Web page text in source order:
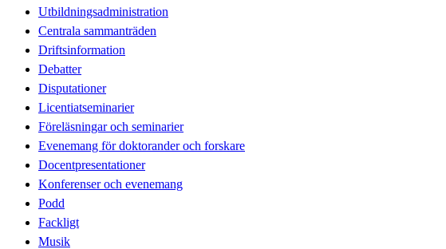
Utbildningsadministration
Centrala sammanträden
Driftsinformation
Debatter
Disputationer
Licentiatseminarier
Föreläsningar och seminarier
Evenemang för doktorander och forskare
Docentpresentationer
Konferenser och evenemang
Podd
Fackligt
Musik